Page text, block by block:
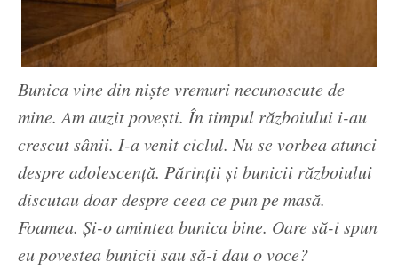
Bunica vine din niște vremuri necunoscute de
mine. Am auzit povești. În timpul războiului i-au
crescut sânii. I-a venit ciclul. Nu se vorbea atunci
despre adolescență. Părinții și bunicii războiului
discutau doar despre ceea ce pun pe masă.
Foamea. Și-o amintea bunica bine. Oare să-i spun
eu povestea bunicii sau să-i dau o voce?